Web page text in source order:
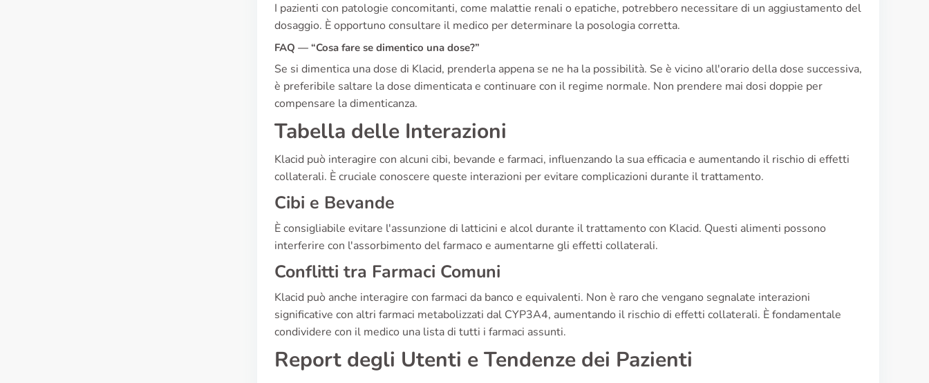
I pazienti con patologie concomitanti, come malattie renali o epatiche, potrebbero necessitare di un aggiustamento del
dosaggio. È opportuno consultare il medico per determinare la posologia corretta.
FAQ — “Cosa fare se dimentico una dose?”
Se si dimentica una dose di Klacid, prenderla appena se ne ha la possibilità. Se è vicino all'orario della dose successiva,
è preferibile saltare la dose dimenticata e continuare con il regime normale. Non prendere mai dosi doppie per
compensare la dimenticanza.
Tabella delle Interazioni
Klacid può interagire con alcuni cibi, bevande e farmaci, influenzando la sua efficacia e aumentando il rischio di effetti
collaterali. È cruciale conoscere queste interazioni per evitare complicazioni durante il trattamento.
Cibi e Bevande
È consigliabile evitare l'assunzione di latticini e alcol durante il trattamento con Klacid. Questi alimenti possono
interferire con l'assorbimento del farmaco e aumentarne gli effetti collaterali.
Conflitti tra Farmaci Comuni
Klacid può anche interagire con farmaci da banco e equivalenti. Non è raro che vengano segnalate interazioni
significative con altri farmaci metabolizzati dal CYP3A4, aumentando il rischio di effetti collaterali. È fondamentale
condividere con il medico una lista di tutti i farmaci assunti.
Report degli Utenti e Tendenze dei Pazienti